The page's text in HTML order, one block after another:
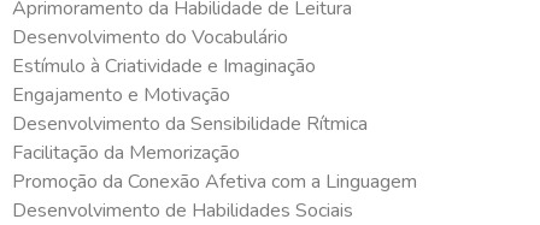
Aprimoramento da Habilidade de Leitura
Desenvolvimento do Vocabulário
Estímulo à Criatividade e Imaginação
Engajamento e Motivação
Desenvolvimento da Sensibilidade Rítmica
Facilitação da Memorização
Promoção da Conexão Afetiva com a Linguagem
Desenvolvimento de Habilidades Sociais